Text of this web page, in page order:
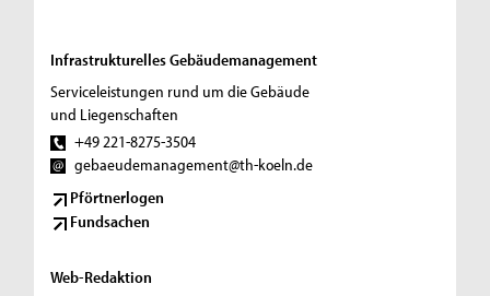
Infrastrukturelles Gebäudemanagement
Serviceleistungen rund um die Gebäude
und Liegenschaften
+49 221-8275-3504
gebaeudemanagement@th-koeln.de
Pförtnerlogen
Fundsachen
Web-Redaktion